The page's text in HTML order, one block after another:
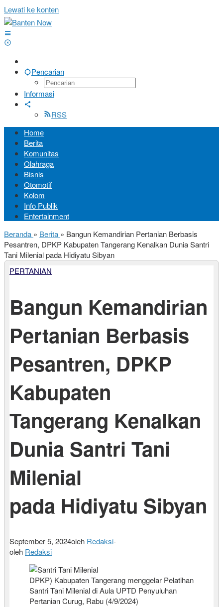
Lewati ke konten
Pencarian
Informasi
RSS
Home
Berita
Komunitas
Olahraga
Bisnis
Otomotif
Kolom
Info Publik
Entertainment
Beranda » Berita » Bangun Kemandirian Pertanian Berbasis
Pesantren, DPKP Kabupaten Tangerang Kenalkan Dunia Santri
Tani Milenial pada Hidiyatu Sibyan
PERTANIAN
Bangun Kemandirian
Pertanian Berbasis
Pesantren, DPKP
Kabupaten
Tangerang Kenalkan
Dunia Santri Tani
Milenial
pada Hidiyatu Sibyan
September 5, 2024oleh Redaksi-
oleh Redaksi
DPKP) Kabupaten Tangerang menggelar Pelatihan
Santri Tani Milenial di Aula UPTD Penyuluhan
Pertanian Curug, Rabu (4/9/2024)